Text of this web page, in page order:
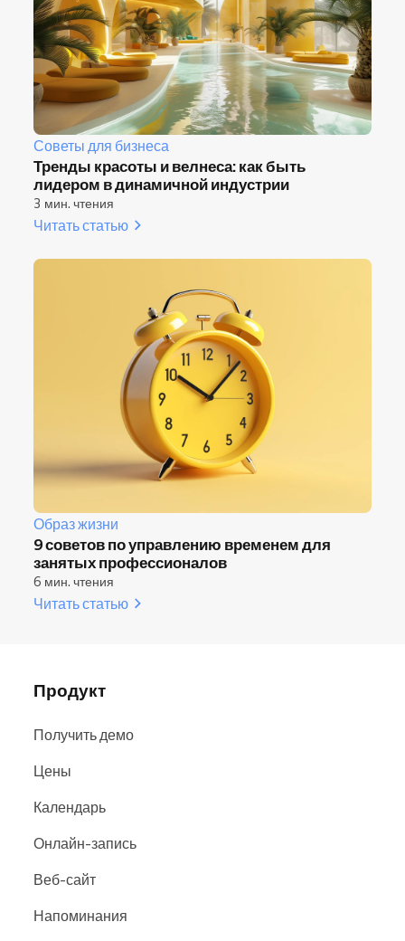
Советы для бизнеса
Тренды красоты и велнеса: как быть
лидером в динамичной индустрии
3 мин. чтения
Читать статью
Образ жизни
9 советов по управлению временем для
занятых профессионалов
6 мин. чтения
Читать статью
Продукт
Получить демо
Цены
Календарь
Онлайн-запись
Веб-сайт
Напоминания